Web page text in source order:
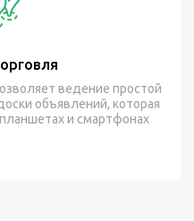
ведение простой
объявлений, которая
и смартфонах